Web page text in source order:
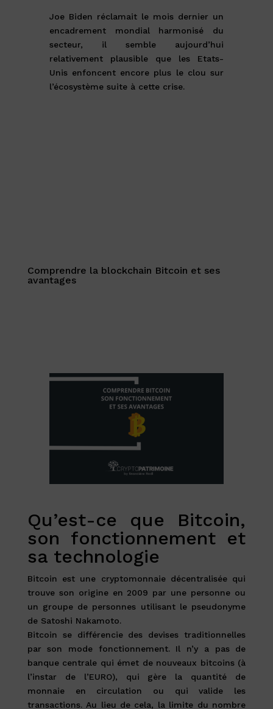
Joe Biden réclamait le mois dernier un
encadrement mondial harmonisé du
secteur, il semble aujourd’hui
relativement plausible que les Etats-
Unis enfoncent encore plus le clou sur
l’écosystème suite à cette crise.
Comprendre la blockchain Bitcoin et ses
avantages
Qu’est-ce que Bitcoin,
son fonctionnement et
sa technologie
Bitcoin est une cryptomonnaie décentralisée qui
trouve son origine en 2009 par une personne ou
un groupe de personnes utilisant le pseudonyme
de Satoshi Nakamoto.
Bitcoin se différencie des devises traditionnelles
par son mode fonctionnement. Il n’y a pas de
banque centrale qui émet de nouveaux bitcoins (à
l’instar de l’EURO), qui gère la quantité de
monnaie en circulation ou qui valide les
transactions. Au lieu de cela, la limite du nombre